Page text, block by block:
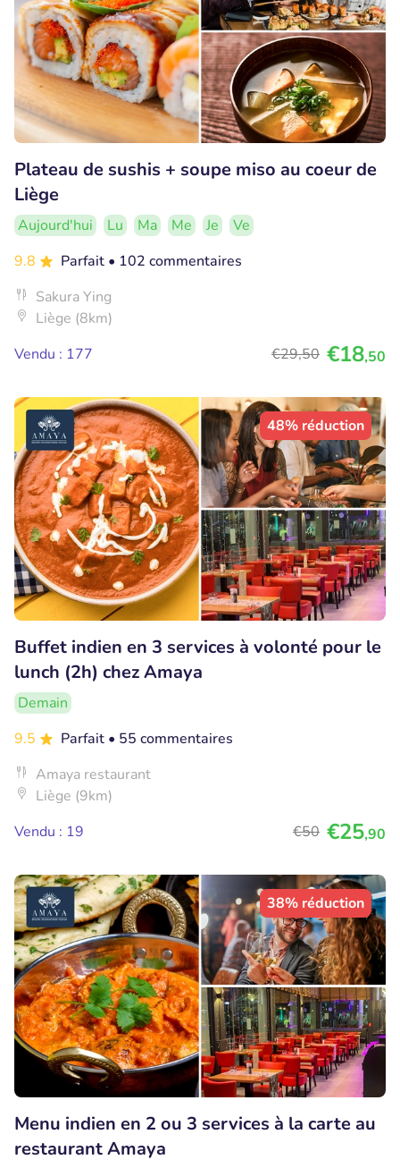
Plateau de sushis + soupe miso au coeur de
Liège
Aujourd'hui Lu Ma Me Je
Ve
9.8
Parfait • 102 commentaires
Sakura Ying
Liège (8km)
Vendu : 177
€29,50 €18,50
48% réduction
Buffet indien en 3 services à volonté pour le
lunch (2h) chez Amaya
Demain
9.5
Parfait • 55 commentaires
Amaya restaurant
Liège (9km)
Vendu : 19
€50 €25,90
38% réduction
Menu indien en 2 ou 3 services à la carte au
restaurant Amaya